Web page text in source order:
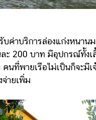
ริการล่องแก่งหนานม
ะ 200 บาท มีอุปกรณ์ทั้ง
นที่พายเรือไม่เป็นก็จะมี
ายเพิ่ม